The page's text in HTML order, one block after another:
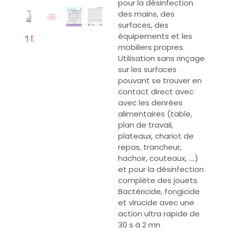
pour la désinfection
des mains, des
surfaces, des
équipements et les
mobiliers propres.
Utilisation sans rinçage
sur les surfaces
pouvant se trouver en
contact direct avec
avec les denrées
alimentaires (table,
plan de travail,
plateaux, chariot de
repas, trancheur,
hachoir, couteaux, ….)
et pour la désinfection
complète des jouets.
Bactéricide, fongicide
et virucide avec une
action ultra rapide de
30 s à 2 mn